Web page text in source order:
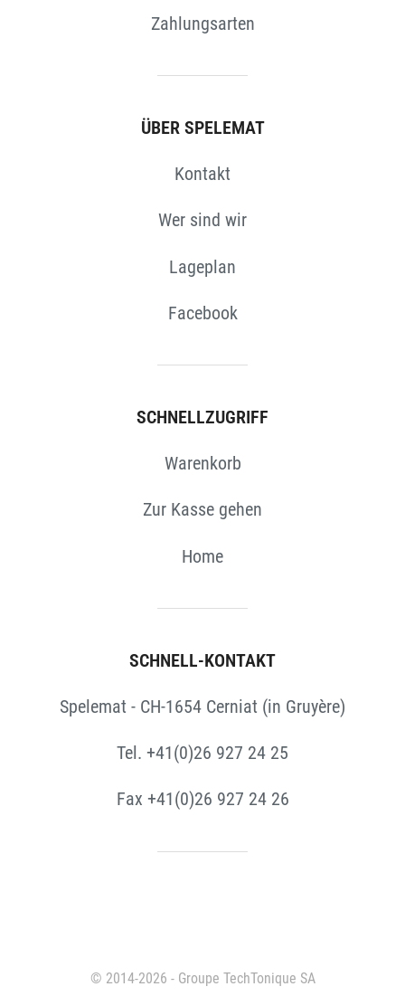
Zahlungsarten
ÜBER SPELEMAT
Kontakt
Wer sind wir
Lageplan
Facebook
SCHNELLZUGRIFF
Warenkorb
Zur Kasse gehen
Home
SCHNELL-KONTAKT
Spelemat - CH-1654 Cerniat (in Gruyère)
Tel. +41(0)26 927 24 25
Fax +41(0)26 927 24 26
© 2014-2026 - Groupe TechTonique SA